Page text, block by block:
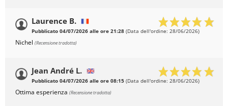
Laurence B.
Pubblicato 04/07/2026 alle ore 21:28 (Data dell'ordine: 28/06/2026)
Nichel (Recensione tradotta)
Jean André L.
Pubblicato 04/07/2026 alle ore 08:15 (Data dell'ordine: 28/06/2026)
Ottima esperienza (Recensione tradotta)